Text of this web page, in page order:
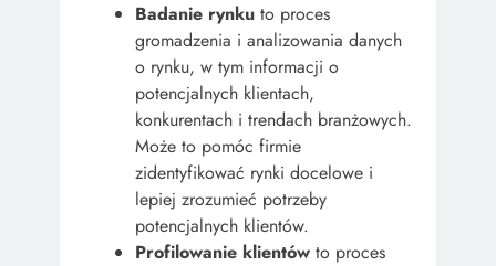
Badanie rynku to proces
gromadzenia i analizowania danych
o rynku, w tym informacji o
potencjalnych klientach,
konkurentach i trendach branżowych.
Może to pomóc firmie
zidentyfikować rynki docelowe i
lepiej zrozumieć potrzeby
potencjalnych klientów.
Profilowanie klientów to proces